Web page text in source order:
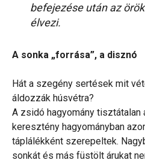
befejezése után az
élvezi.
A sonka „forrása”, a disznó
Hát a szegény sertések mit
áldozzák húsvétra?
A zsidó hagyomány tisztátalan
keresztény hagyományban
táplálékként szerepeltek.
sonkát és más füstölt árukat